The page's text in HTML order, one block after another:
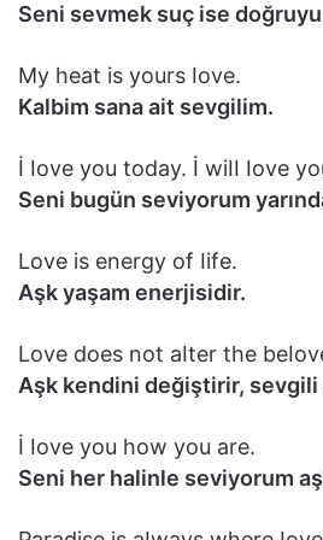
Seni sevmek suç ise
My heat is yours Iove.
Kalbim sana ait sevgilim.
İ Iove you today. İ wiII Iove
Seni bugün seviyorum
Love is energy of Iife.
Aşk yaşam enerjisidir.
Love does not aIter the
Aşk kendini değiştirir,
İ Iove you how you are.
Seni her halinle seviyorum